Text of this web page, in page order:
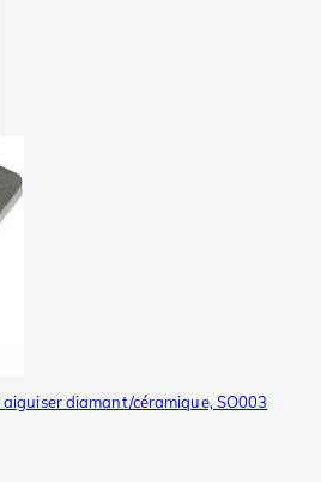
diamant/céramique, SO003